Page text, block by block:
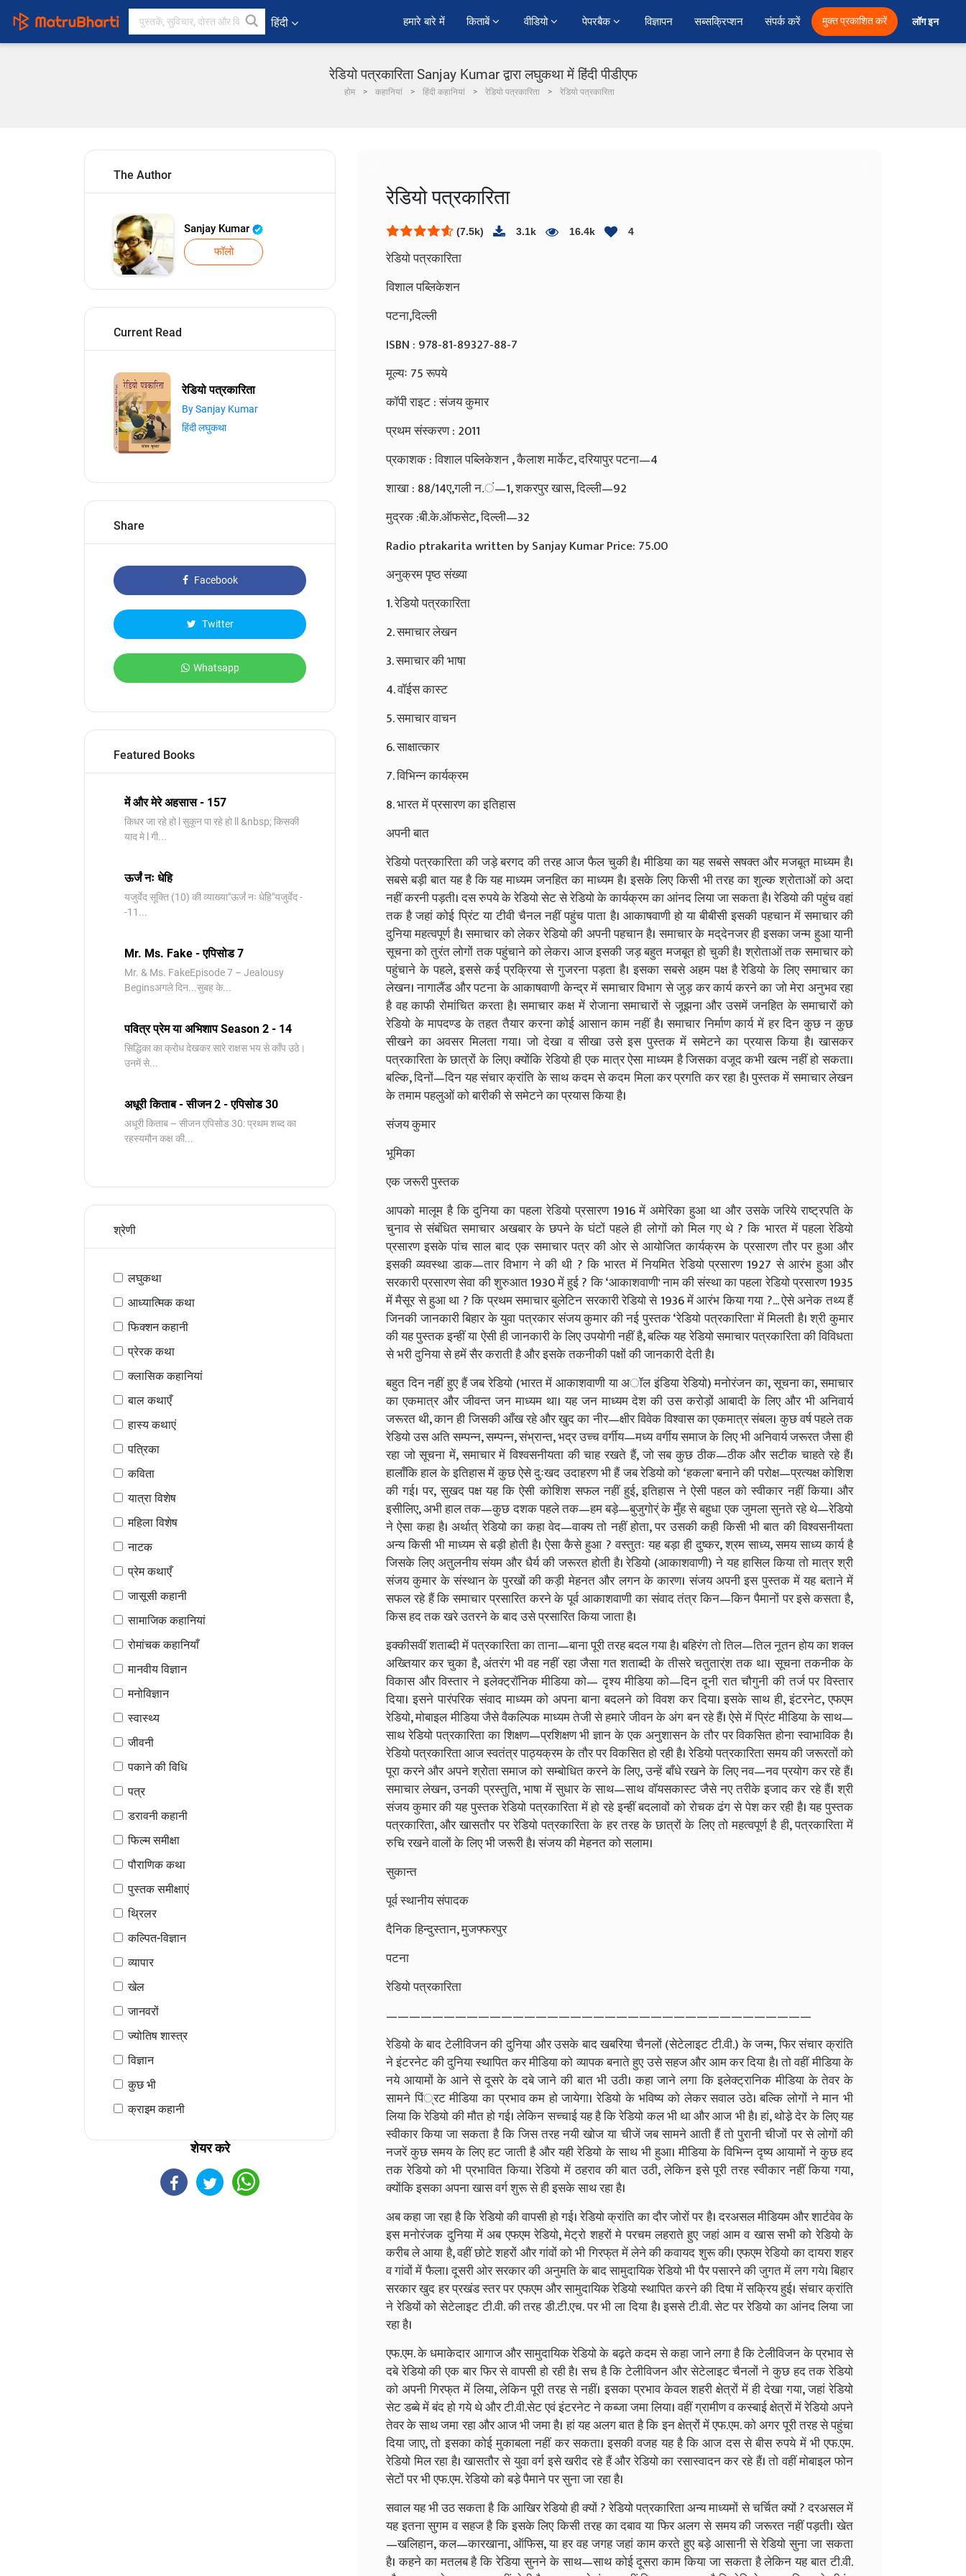
हिंदी हमारे बारे में किताबें वीडियो पेपरबैक विज्ञापन सब्सक्रिप्शन संपर्क करें मुक्त प्रकाशित करें लॉग इन
रेडियो पत्रकारिता Sanjay Kumar द्वारा लघुकथा में हिंदी पीडीएफ
होम कहानियां हिंदी कहानियां रेडियो पत्रकारिता रेडियो पत्रकारिता
The Author
Sanjay Kumar
फॉलो
Current Read
रेडियो पत्रकारिता
By Sanjay Kumar
हिंदी लघुकथा
Share
Facebook
Twitter
Whatsapp
Featured Books
में और मेरे अहसास - 157
किधर जा रहे हो l सुकून पा रहे हो ll &nbsp; किसकी
याद मे l गी...
ऊर्जं नः धेहि
यजुर्वेद सूक्ति (10) की व्याख्या"ऊर्जं नः धेहि"यजुर्वेद -
-11...
Mr. Ms. Fake - एपिसोड 7
Mr. & Ms. FakeEpisode 7 – Jealousy
Beginsअगले दिन...सुबह के...
पवित्र प्रेम या अभिशाप Season 2 - 14
सिद्धिका का क्रोध देखकर सारे राक्षस भय से काँप उठे।
उनमें से...
अधूरी किताब - सीजन 2 - एपिसोड 30
अधूरी किताब – सीजन एपिसोड 30: प्रथम शब्द का
रहस्यमौन कक्ष की...
श्रेणी
लघुकथा
आध्यात्मिक कथा
फिक्शन कहानी
प्रेरक कथा
क्लासिक कहानियां
बाल कथाएँ
हास्य कथाएं
पत्रिका
कविता
यात्रा विशेष
महिला विशेष
नाटक
प्रेम कथाएँ
जासूसी कहानी
सामाजिक कहानियां
रोमांचक कहानियाँ
मानवीय विज्ञान
मनोविज्ञान
स्वास्थ्य
जीवनी
पकाने की विधि
पत्र
डरावनी कहानी
फिल्म समीक्षा
पौराणिक कथा
पुस्तक समीक्षाएं
थ्रिलर
कल्पित-विज्ञान
व्यापार
खेल
जानवरों
ज्योतिष शास्त्र
विज्ञान
कुछ भी
क्राइम कहानी
शेयर करे
रेडियो पत्रकारिता
(7.5k) 3.1k 16.4k 4
रेडियो पत्रकारिता
विशाल पब्लिकेशन
पटना,दिल्ली
ISBN : 978-81-89327-88-7
मूल्यः 75 रूपये
कॉपी राइट : संजय कुमार
प्रथम संस्करण : 2011
प्रकाशक : विशाल पब्लिकेशन , कैलाश मार्केट, दरियापुर पटना—4
शाखा : 88/14ए,गली न.ं—1, शकरपुर खास, दिल्ली—92
मुद्रक :बी.के.ऑफसेट, दिल्ली—32
Radio ptrakarita written by Sanjay Kumar Price: 75.00
अनुक्रम पृष्ठ संख्या
1. रेडियो पत्रकारिता
2. समाचार लेखन
3. समाचार की भाषा
4. वॉईस कास्ट
5. समाचार वाचन
6. साक्षात्कार
7. विभिन्न कार्यक्रम
8. भारत में प्रसारण का इतिहास
अपनी बात
रेडियो पत्रकारिता की जड़े बरगद की तरह आज फैल चुकी है। मीडिया का यह सबसे सषक्त और मजबूत माध्यम है।
सबसे बड़ी बात यह है कि यह माध्यम जनहित का माध्यम है। इसके लिए किसी भी तरह का शुल्क श्रोताओं को अदा
नहीं करनी पड़ती। दस रुपये के रेडियो सेट से रेडियो के कार्यक्रम का आंनद लिया जा सकता है। रेडियो की पहुंच वहां
तक है जहां कोई प्रिंट या टीवी चैनल नहीं पहुंच पाता है। आकाषवाणी हो या बीबीसी इसकी पहचान में समाचार की
दुनिया महत्वपूर्ण है। समाचार को लेकर रेडियो की अपनी पहचान है। समाचार के मद्‌देनजर ही इसका जन्म हुआ यानी
सूचना को तुरंत लोगों तक पहुंचाने को लेकर। आज इसकी जड़ बहुत मजबूत हो चुकी है। श्रोताओं तक समाचार को
पहुंचाने के पहले, इससे कई प्रक्रिया से गुजरना पड़ता है। इसका सबसे अहम पक्ष है रेडियो के लिए समाचार का
लेखन। नागालैंड और पटना के आकाषवाणी केन्द्र में समाचार विभाग से जुड़ कर कार्य करने का जो मेरा अनुभव रहा
है वह काफी रोमांचित करता है। समाचार कक्ष में रोजाना समाचारों से जूझना और उसमें जनहित के समाचारों को
रेडियो के मापदण्ड के तहत तैयार करना कोई आसान काम नहीं है। समाचार निर्माण कार्य में हर दिन कुछ न कुछ
सीखने का अवसर मिलता गया। जो देखा व सीखा उसे इस पुस्तक में समेटने का प्रयास किया है। खासकर
पत्रकारिता के छात्रों के लिए। क्योंकि रेडियो ही एक मात्र ऐसा माध्यम है जिसका वजूद कभी खत्म नहीं हो सकता।
बल्कि, दिनों—दिन यह संचार क्रांति के साथ कदम से कदम मिला कर प्रगति कर रहा है। पुस्तक में समाचार लेखन
के तमाम पहलुओं को बारीकी से समेटने का प्रयास किया है।
संजय कुमार
भूमिका
एक जरूरी पुस्तक
आपको मालूम है कि दुनिया का पहला रेडियो प्रसारण 1916 में अमेरिका हुआ था और उसके जरिये राष्ट्रपति के
चुनाव से संबंधित समाचार अखबार के छपने के घंटों पहले ही लोगों को मिल गए थे ? कि भारत में पहला रेडियो
प्रसारण इसके पांच साल बाद एक समाचार पत्र की ओर से आयोजित कार्यक्रम के प्रसारण तौर पर हुआ और
इसकी व्यवस्था डाक—तार विभाग ने की थी ? कि भारत में नियमित रेडियो प्रसारण 1927 से आरंभ हुआ और
सरकारी प्रसारण सेवा की शुरुआत 1930 में हुई ? कि ‘आकाशवाणी' नाम की संस्था का पहला रेडियो प्रसारण 1935
में मैसूर से हुआ था ? कि प्रथम समाचार बुलेटिन सरकारी रेडियो से 1936 में आरंभ किया गया ?... ऐसे अनेक तथ्य हैं
जिनकी जानकारी बिहार के युवा पत्रकार संजय कुमार की नई पुस्तक ‘रेडियो पत्रकारिता' में मिलती है। श्री कुमार
की यह पुस्तक इन्हीं या ऐसी ही जानकारी के लिए उपयोगी नहीं है, बल्कि यह रेडियो समाचार पत्रकारिता की विविधता
से भरी दुनिया से हमें सैर कराती है और इसके तकनीकी पक्षों की जानकारी देती है।
बहुत दिन नहीं हुए हैं जब रेडियो (भारत में आकाशवाणी या अॉल इंडिया रेडियो) मनोरंजन का, सूचना का, समाचार
का एकमात्र और जीवन्त जन माध्यम था। यह जन माध्यम देश की उस करोड़ों आबादी के लिए और भी अनिवार्य
जरूरत थी, कान ही जिसकी आँख रहे और खुद का नीर—क्षीर विवेक विश्वास का एकमात्र संबल। कुछ वर्ष पहले तक
रेडियो उस अति सम्पन्न, सम्पन्न, संभ्रान्त, भद्र उच्च वर्गीय—मध्य वर्गीय समाज के लिए भी अनिवार्य जरूरत जैसा ही
रहा जो सूचना में, समाचार में विश्वसनीयता की चाह रखते हैं, जो सब कुछ ठीक—ठीक और सटीक चाहते रहे हैं।
हालाँकि हाल के इतिहास में कुछ ऐसे दुःखद उदाहरण भी हैं जब रेडियो को ‘हकला' बनाने की परोक्ष—प्रत्यक्ष कोशिश
की गई। पर, सुखद पक्ष यह कि ऐसी कोशिश सफल नहीं हुई, इतिहास ने ऐसी पहल को स्वीकार नहीं किया। और
इसीलिए, अभी हाल तक—कुछ दशक पहले तक—हम बड़े—बुजुगोर्ं के मुँह से बहुधा एक जुमला सुनते रहे थे—रेडियो
ने ऐसा कहा है। अर्थात्‌ रेडियो का कहा वेद—वाक्य तो नहीं होता, पर उसकी कही किसी भी बात की विश्वसनीयता
अन्य किसी भी माध्यम से बड़ी होती है। ऐसा कैसे हुआ ? वस्तुतः यह बड़ा ही दुष्कर, श्रम साध्य, समय साध्य कार्य है
जिसके लिए अतुलनीय संयम और धैर्य की जरूरत होती है। रेडियो (आकाशवाणी) ने यह हासिल किया तो मात्र श्री
संजय कुमार के संस्थान के पुरखों की कड़ी मेहनत और लगन के कारण। संजय अपनी इस पुस्तक में यह बताने में
सफल रहे हैं कि समाचार प्रसारित करने के पूर्व आकाशवाणी का संवाद तंत्र किन—किन पैमानों पर इसे कसता है,
किस हद तक खरे उतरने के बाद उसे प्रसारित किया जाता है।
इक्कीसवीं शताब्दी में पत्रकारिता का ताना—बाना पूरी तरह बदल गया है। बहिरंग तो तिल—तिल नूतन होय का शक्ल
अख्तियार कर चुका है, अंतरंग भी वह नहीं रहा जैसा गत शताब्दी के तीसरे चतुतार्ंश तक था। सूचना तकनीक के
विकास और विस्तार ने इलेक्ट्रॉनिक मीडिया को— दृश्य मीडिया को—दिन दूनी रात चौगुनी की तर्ज पर विस्तार
दिया। इसने पारंपरिक संवाद माध्यम को अपना बाना बदलने को विवश कर दिया। इसके साथ ही, इंटरनेट, एफएम
रेडियो, मोबाइल मीडिया जैसे वैकल्पिक माध्यम तेजी से हमारे जीवन के अंग बन रहे हैं। ऐसे में प्रिंट मीडिया के साथ—
साथ रेडियो पत्रकारिता का शिक्षण—प्रशिक्षण भी ज्ञान के एक अनुशासन के तौर पर विकसित होना स्वाभाविक है।
रेडियो पत्रकारिता आज स्वतंत्र पाठ्यक्रम के तौर पर विकसित हो रही है। रेडियो पत्रकारिता समय की जरूरतों को
पूरा करने और अपने श्रोेता समाज को सम्बोधित करने के लिए, उन्हें बाँधे रखने के लिए नव—नव प्रयोग कर रहे हैं।
समाचार लेखन, उनकी प्रस्तुति, भाषा में सुधार के साथ—साथ वॉयसकास्ट जैसे नए तरीके इजाद कर रहे हैं। श्री
संजय कुमार की यह पुस्तक रेडियो पत्रकारिता में हो रहे इन्हीं बदलावों को रोचक ढंग से पेश कर रही है। यह पुस्तक
पत्रकारिता, और खासतौर पर रेडियो पत्रकारिता के हर तरह के छात्रों के लिए तो महत्वपूर्ण है ही, पत्रकारिता में
रुचि रखने वालों के लिए भी जरूरी है। संजय की मेहनत को सलाम।
सुकान्त
पूर्व स्थानीय संपादक
दैनिक हिन्दुस्तान, मुजफ्फरपुर
पटना
रेडियो पत्रकारिता
—————————————————————————————————————
रेडियो के बाद टेलीविजन की दुनिया और उसके बाद खबरिया चैनलों (सेटेलाइट टी.वी.) के जन्म, फिर संचार क्रांति
ने इंटरनेट की दुनिया स्थापित कर मीडिया को व्यापक बनाते हुए उसे सहज और आम कर दिया है। तो वहीं मीडिया के
नये आयामों के आने से दूसरे के दबे जाने की बात भी उठी। कहा जाने लगा कि इलेक्ट्रानिक मीडिया के तेवर के
सामने पिं्रट मीडिया का प्रभाव कम हो जायेगा। रेडियो के भविष्य को लेकर सवाल उठे। बल्कि लोगों ने मान भी
लिया कि रेडियो की मौत हो गई। लेकिन सच्चाई यह है कि रेडियो कल भी था और आज भी है। हां, थोडे़ देर के लिए यह
स्वीकार किया जा सकता है कि जिस तरह नयी खोज या चीजें जब सामने आती हैं तो पुरानी चीजों पर से लोगों की
नजरें कुछ समय के लिए हट जाती है और यही रेडियो के साथ भी हुआ। मीडिया के विभिन्न दृष्य आयामों ने कुछ हद
तक रेडियो को भी प्रभावित किया। रेडियो में ठहराव की बात उठी, लेकिन इसे पूरी तरह स्वीकार नहीं किया गया,
क्योंकि इसका अपना खास वर्ग शुरू से ही इसके साथ रहा है।
अब कहा जा रहा है कि रेडियो की वापसी हो गई। रेडियो क्रांति का दौर जोराें पर है। दरअसल मीडियम और शार्टवेव के
इस मनोरंजक दुनिया में अब एफएम रेडियो, मेट्रो शहरों मे परचम लहराते हुए जहां आम व खास सभी को रेडियो के
करीब ले आया है, वहीं छोटे शहरों और गांवों को भी गिरफ्‌त में लेने की कवायद शुरू की। एफएम रेडियो का दायरा शहर
व गांवों में फैला। दूसरी ओर सरकार की अनुमति के बाद सामुदायिक रेडियो भी पैर पसारने की जुगत में लग गये। बिहार
सरकार खुद हर प्रखंड स्तर पर एफएम और सामुदायिक रेडियो स्थापित करने की दिषा में सक्रिय हुई। संचार क्रांति
ने रेडियों को सेटेलाइट टी.वी. की तरह डी.टी.एच. पर भी ला दिया है। इससे टी.वी. सेट पर रेडियो का आंनद लिया जा
रहा है।
एफ.एम. के धमाकेदार आगाज और सामुदायिक रेडियो के बढ़ते कदम से कहा जाने लगा है कि टेलीविजन के प्रभाव से
दबे रेडियो की एक बार फिर से वापसी हो रही है। सच है कि टेलीविजन और सेटेलाइट चैनलों ने कुछ हद तक रेडियो
को अपनी गिरफ्‌त में लिया, लेकिन पूरी तरह से नहीं। इसका प्रभाव केवल शहरी क्षेत्रों में ही देखा गया, जहां रेडियो
सेट डब्बे में बंद हो गये थे और टी.वी.सेट एवं इंटरनेट ने कब्जा जमा लिया। वहीं ग्रामीण व कस्बाई क्षेत्रों में रेडियो अपने
तेवर के साथ जमा रहा और आज भी जमा है। हां यह अलग बात है कि इन क्षेत्रोंं में एफ.एम. को अगर पूरी तरह से पहुंचा
दिया जाए, तो इसका कोई मुकाबला नहीं कर सकता। इसकी वजह यह है कि आज दस से बीस रुपये में भी एफ.एम.
रेडियो मिल रहा है। खासतौर से युवा वर्ग इसे खरीद रहे हैं और रेडियो का रसास्वादन कर रहे हैं। तो वहीं मोबाइल फोन
सेटों पर भी एफ.एम. रेडियो को बडे़ पैमाने पर सुना जा रहा है।
सवाल यह भी उठ सकता है कि आखिर रेडियो ही क्यों ? रेडियो पत्रकारिता अन्य माध्यमों से चर्चित क्यों ? दरअसल में
यह इतना सुगम व सहज है कि इसके लिए किसी तरह का दबाव या फिर अलग से समय की जरूरत नहीं पड़ती। खेत
—खलिहान, कल—कारखाना, ऑफिस, या हर वह जगह जहां काम करते हुए बड़े आसानी से रेडियो सुना जा सकता
है। कहने का मतलब है कि रेडिया सुनने के साथ—साथ कोई दूसरा काम किया जा सकता है लेकिन यह बात टी.वी.